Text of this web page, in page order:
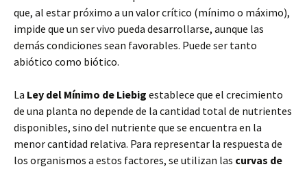
que, al estar próximo a un valor crítico (mínimo o máximo),
impide que un ser vivo pueda desarrollarse, aunque las
demás condiciones sean favorables. Puede ser tanto
abiótico como biótico.
La Ley del Mínimo de Liebig establece que el crecimiento
de una planta no depende de la cantidad total de nutrientes
disponibles, sino del nutriente que se encuentra en la
menor cantidad relativa. Para representar la respuesta de
los organismos a estos factores, se utilizan las curvas de